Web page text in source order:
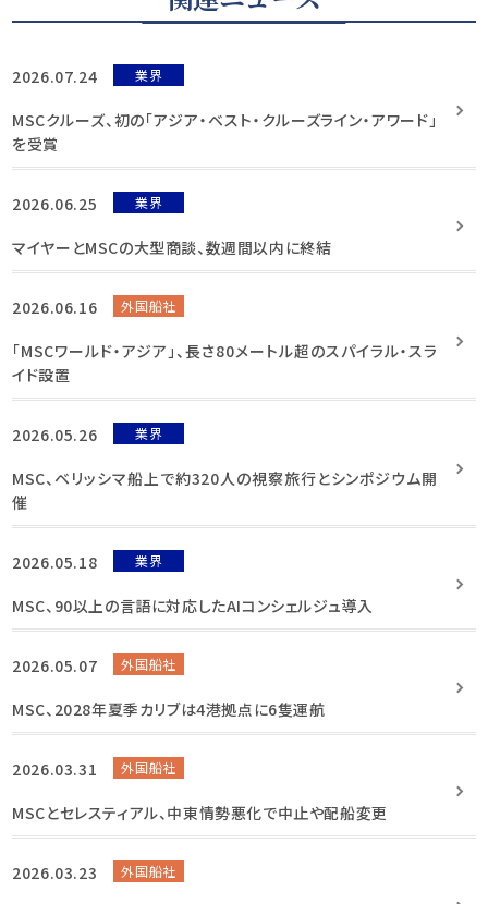
2026.07.24 業界
MSCクルーズ、初の「アジア・ベスト・クルーズライン・アワード」
を受賞
2026.06.25 業界
マイヤーとMSCの大型商談、数週間以内に終結
2026.06.16 外国船社
「MSCワールド・アジア」、長さ80メートル超のスパイラル・スラ
イド設置
2026.05.26 業界
MSC、ベリッシマ船上で約320人の視察旅行とシンポジウム開
催
2026.05.18 業界
MSC、90以上の言語に対応したAIコンシェルジュ導入
2026.05.07 外国船社
MSC、2028年夏季カリブは4港拠点に6隻運航
2026.03.31 外国船社
MSCとセレスティアル、中東情勢悪化で中止や配船変更
2026.03.23 外国船社